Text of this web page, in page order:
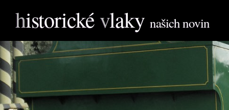
historickévlaky našich novin